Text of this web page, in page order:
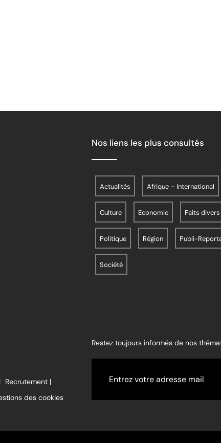
Nos liens les plus consultés
Actualités Afrique – International
Culture Economie Faits divers
Politique Région Publi-
Société
Recrutement |
des cookies
Restez toujours informés de nos